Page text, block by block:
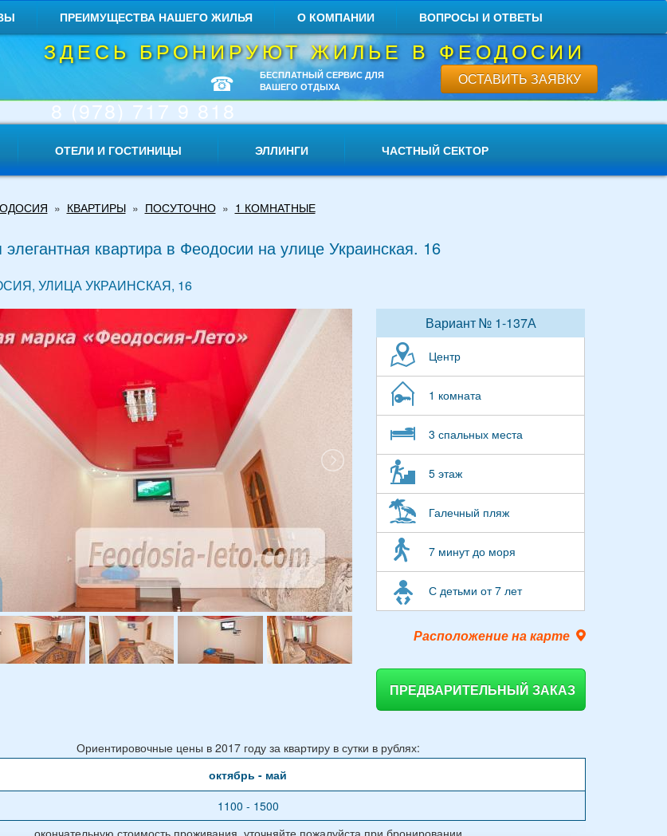
ПРЕИМУЩЕСТВА НАШЕГО ЖИЛЬЯ О КОМПАНИИ ВОПРОСЫ И ОТВЕТЫ
ЗДЕСЬ БРОНИРУЮТ ЖИЛЬЕ В ФЕОДОСИИ
☎
8 (978) 717 9 818
БЕСПЛАТНЫЙ СЕРВИС ДЛЯ
ВАШЕГО ОТДЫХА
ОСТАВИТЬ ЗАЯВКУ
ОТЕЛИ И ГОСТИНИЦЫ ЭЛЛИНГИ ЧАСТНЫЙ СЕКТОР
» КВАРТИРЫ » ПОСУТОЧНО » 1 КОМНАТНЫЕ
элегантная квартира в Феодосии на улице Украинская. 16
УЛИЦА УКРАИНСКАЯ, 16
Вариант № 1-137А
Центр
1 комната
3 спальных места
5 этаж
Галечный пляж
7 минут до моря
С детьми от 7 лет
Расположение на карте
ПРЕДВАРИТЕЛЬНЫЙ ЗАКАЗ
Ориентировочные цены в 2017 году за квартиру в сутки в рублях:
октябрь - май
1100 - 1500
окончательную стоимость проживания, уточняйте пожалуйста при бронировании